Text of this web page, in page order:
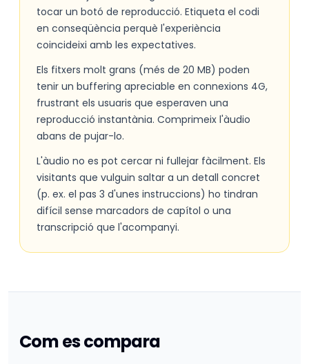
tocar un botó de reproducció. Etiqueta el codi
en conseqüència perquè l'experiència
coincideixi amb les expectatives.
Els fitxers molt grans (més de 20 MB) poden
tenir un buffering apreciable en connexions 4G,
frustrant els usuaris que esperaven una
reproducció instantània. Comprimeix l'àudio
abans de pujar-lo.
L'àudio no es pot cercar ni fullejar fàcilment. Els
visitants que vulguin saltar a un detall concret
(p. ex. el pas 3 d'unes instruccions) ho tindran
difícil sense marcadors de capítol o una
transcripció que l'acompanyi.
Com es compara